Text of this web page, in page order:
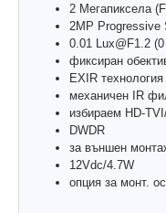
2 Мегапиксела
2MP Progressive
0.01 Lux@F1.2
фиксиран
EXIR
механичен IR
избираем HD-
DWDR
за външен
12Vdc/4.7W
опция за монт.